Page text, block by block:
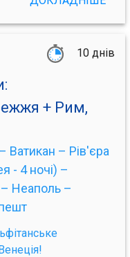
10 днів
+ Рим,
Ватикан – Рів'єра
- 4 ночі) –
Неаполь –